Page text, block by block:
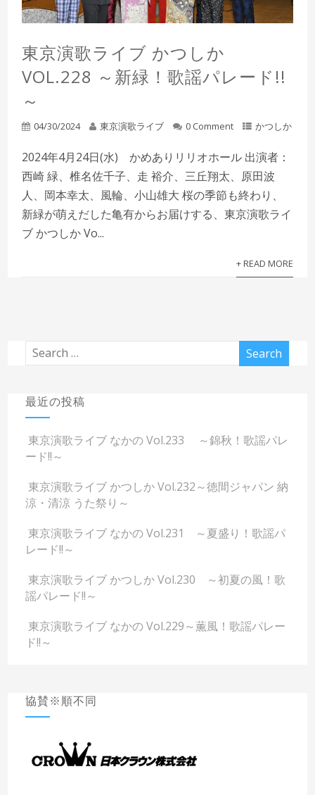
東京演歌ライブ かつしか
VOL.228 ～新緑！歌謡パレード!!
～
04/30/2024 東京演歌ライブ 0 Comment かつしか
2024年4月24日(水) かめありリリオホール 出演者：
西崎 緑、椎名佐千子、走 裕介、三丘翔太、原田波
人、岡本幸太、風輪、小山雄大 桜の季節も終わり、
新緑が萌えだした亀有からお届けする、東京演歌ライ
ブ かつしか Vo...
+ READ MORE
最近の投稿
東京演歌ライブ なかの Vol.233 ～錦秋！歌謡パレ
ード!!～
東京演歌ライブ かつしか Vol.232～徳間ジャパン 納
涼・清涼 うた祭り～
東京演歌ライブ なかの Vol.231 ～夏盛り！歌謡パ
レード!!～
東京演歌ライブ かつしか Vol.230 ～初夏の風！歌
謡パレード!!～
東京演歌ライブ なかの Vol.229～薫風！歌謡パレー
ド!!～
協賛※順不同